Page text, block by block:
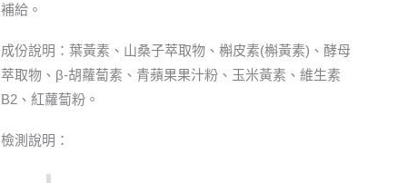
補給。
成份說明：葉黃素、山桑子萃取物、槲皮素(槲黃素)、酵母
萃取物、β-胡蘿蔔素、青蘋果果汁粉、玉米黃素、維生素
B2、紅蘿蔔粉。
檢測說明：